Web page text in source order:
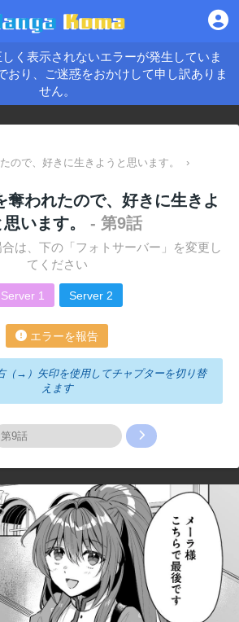
く表示されないエラーが発生していま
おり、ご迷惑をおかけして申し訳ありま
せん。
ので、好きに生きようと思います。
›
奪われたので、好きに生きよ
思います。 - 第9話
は、下の「フォトサーバー」を変更し
てください
Server 1 Server 2
エラーを報告
（→）矢印を使用してチャプターを切り替
えます